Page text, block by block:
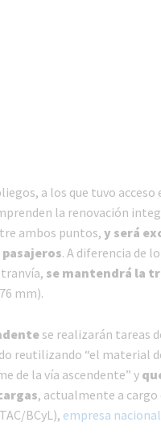
a los que tuvo acceso
la renovación
ambos puntos, y será
. A diferencia de
se mantendrá la
mm).
se realizarán tareas
reutilizando “el material
de la vía ascendente” y
, actualmente a cargo
BCyL), empresa